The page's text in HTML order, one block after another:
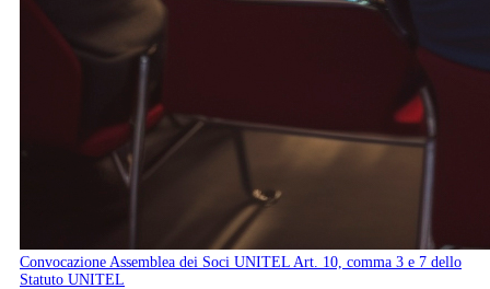
Convocazione Assemblea dei Soci UNITEL Art. 10, comma 3 e 7 dello
Statuto UNITEL